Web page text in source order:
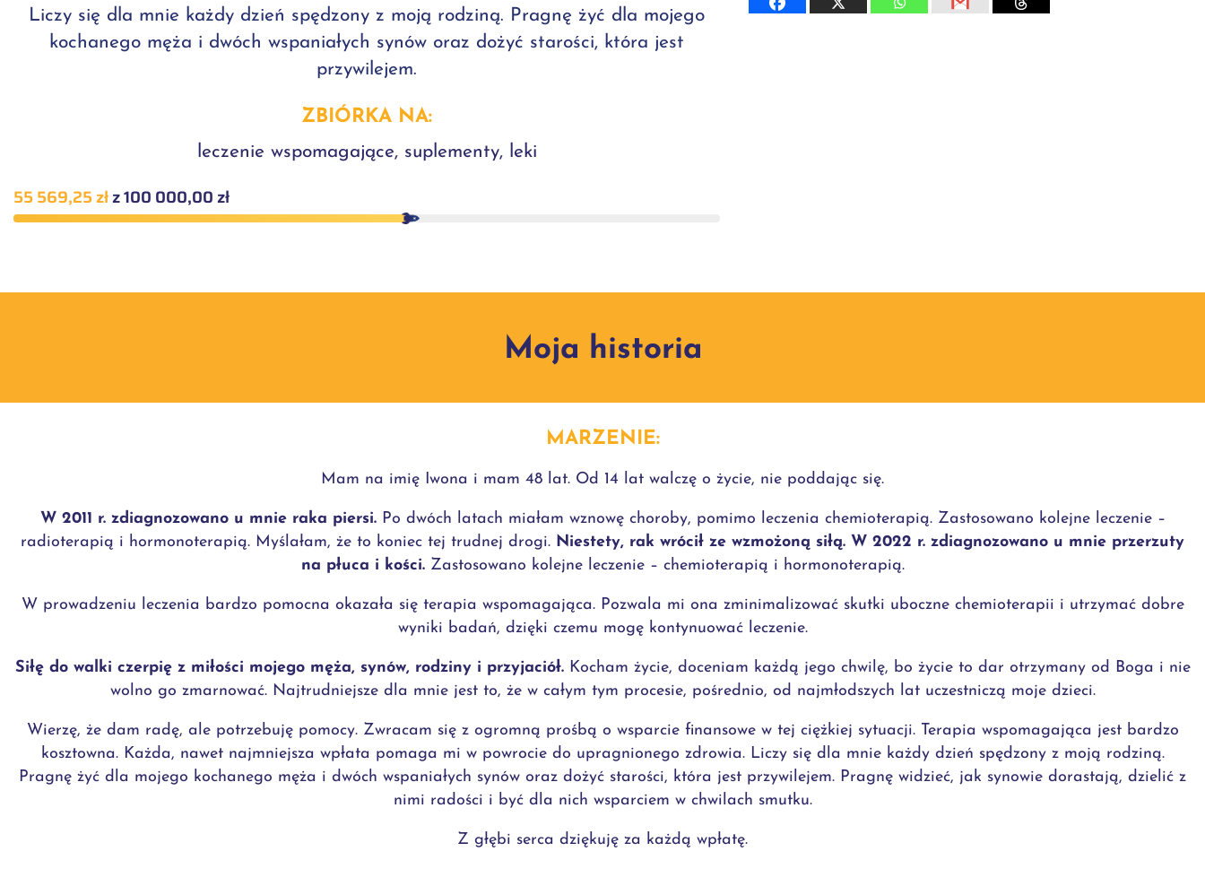
Liczy się dla mnie każdy dzień spędzony z moją rodziną. Pragnę żyć dla mojego
kochanego męża i dwóch wspaniałych synów oraz dożyć starości, która jest
przywilejem.
ZBIÓRKA NA:
leczenie wspomagające, suplementy, leki
55 569,25 złz 100 000,00 zł
Moja historia
MARZENIE:
Mam na imię Iwona i mam 48 lat. Od 14 lat walczę o życie, nie poddając się.
W 2011 r. zdiagnozowano u mnie raka piersi.Po dwóch latach miałam wznowę choroby, pomimo leczenia chemioterapią. Zastosowano kolejne leczenie –
radioterapią i hormonoterapią. Myślałam, że to koniec tej trudnej drogi. Niestety, rak wrócił ze wzmożoną siłą. W 2022 r. zdiagnozowano u mnie przerzuty
na płuca i kości.Zastosowano kolejne leczenie – chemioterapią i hormonoterapią.
W prowadzeniu leczenia bardzo pomocna okazała się terapia wspomagająca. Pozwala mi ona zminimalizować skutki uboczne chemioterapii i utrzymać dobre
wyniki badań, dzięki czemu mogę kontynuować leczenie.
Siłę do walki czerpię z miłości mojego męża, synów, rodziny i przyjaciół. Kocham życie, doceniam każdą jego chwilę, bo życie to dar otrzymany od Boga i nie
wolno go zmarnować. Najtrudniejsze dla mnie jest to, że w całym tym procesie, pośrednio, od najmłodszych lat uczestniczą moje dzieci.
Wierzę, że dam radę, ale potrzebuję pomocy. Zwracam się z ogromną prośbą o wsparcie finansowe w tej ciężkiej sytuacji. Terapia wspomagająca jest bardzo
kosztowna. Każda, nawet najmniejsza wpłata pomaga mi w powrocie do upragnionego zdrowia. Liczy się dla mnie każdy dzień spędzony z moją rodziną.
Pragnę żyć dla mojego kochanego męża i dwóch wspaniałych synów oraz dożyć starości, która jest przywilejem. Pragnę widzieć, jak synowie dorastają, dzielić z
nimi radości i być dla nich wsparciem w chwilach smutku.
Z głębi serca dziękuję za każdą wpłatę.